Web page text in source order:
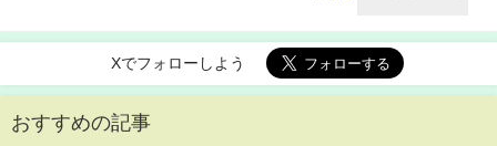
Xでフォローしよう
おすすめの記事